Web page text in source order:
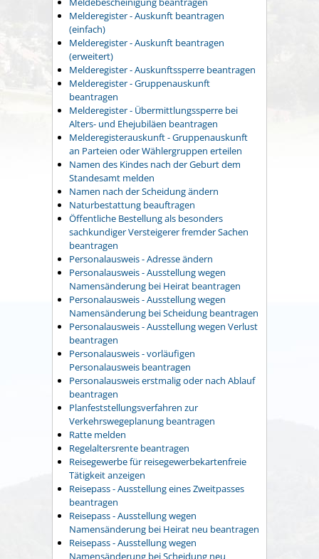
Melderegister - Auskunft beantragen
(einfach)
Melderegister - Auskunft beantragen
(erweitert)
Melderegister - Auskunftssperre beantragen
Melderegister - Gruppenauskunft
beantragen
Melderegister - Übermittlungssperre bei
Alters- und Ehejubiläen beantragen
Melderegisterauskunft - Gruppenauskunft
an Parteien oder Wählergruppen erteilen
Namen des Kindes nach der Geburt dem
Standesamt melden
Namen nach der Scheidung ändern
Naturbestattung beauftragen
Öffentliche Bestellung als besonders
sachkundiger Versteigerer fremder Sachen
beantragen
Personalausweis - Adresse ändern
Personalausweis - Ausstellung wegen
Namensänderung bei Heirat beantragen
Personalausweis - Ausstellung wegen
Namensänderung bei Scheidung beantragen
Personalausweis - Ausstellung wegen Verlust
beantragen
Personalausweis - vorläufigen
Personalausweis beantragen
Personalausweis erstmalig oder nach Ablauf
beantragen
Planfeststellungsverfahren zur
Verkehrswegeplanung beantragen
Ratte melden
Regelaltersrente beantragen
Reisegewerbe für reisegewerbekartenfreie
Tätigkeit anzeigen
Reisepass - Ausstellung eines Zweitpasses
beantragen
Reisepass - Ausstellung wegen
Namensänderung bei Heirat neu beantragen
Reisepass - Ausstellung wegen
Namensänderung bei Scheidung neu